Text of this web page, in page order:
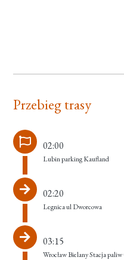
Przebieg trasy
02:00
Lubin parking Kaufland
02:20
Legnica ul Dworcowa
03:15
Wrocław Bielany Stacja